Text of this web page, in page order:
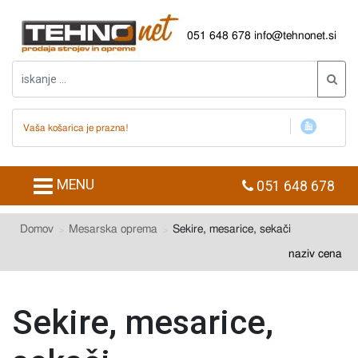
051 648 678 info@tehnonet.si
Vaša košarica je prazna!
MENU 051 648 678
Domov Mesarska oprema Sekire, mesarice, sekači
naziv cena
Sekire, mesarice,